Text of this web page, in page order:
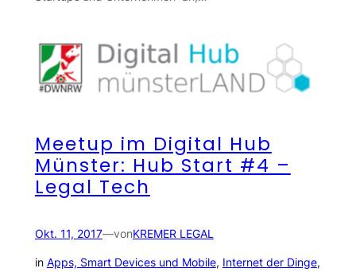
Meetup im Digital Hub
Münster: Hub Start #4 –
Legal Tech
Okt. 11, 2017—vonKREMER LEGAL
in Apps, Smart Devices und Mobile, Internet der Dinge